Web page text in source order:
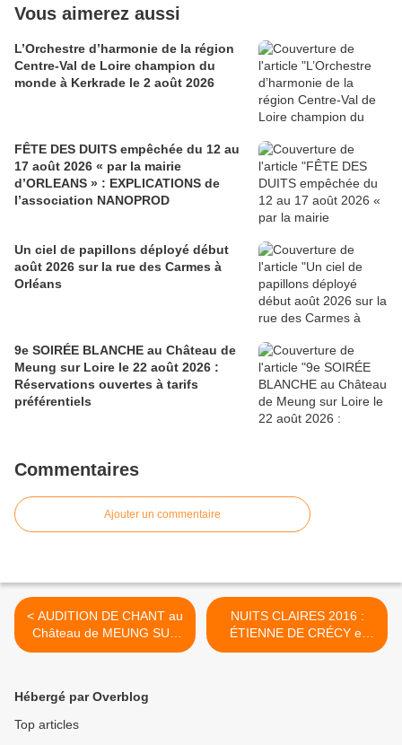
Vous aimerez aussi
L’Orchestre d’harmonie de la région
Centre-Val de Loire champion du
monde à Kerkrade le 2 août 2026
FÊTE DES DUITS empêchée du 12 au
17 août 2026 « par la mairie
d’ORLEANS » : EXPLICATIONS de
l’association NANOPROD
Un ciel de papillons déployé début
août 2026 sur la rue des Carmes à
Orléans
9e SOIRÉE BLANCHE au Château de
Meung sur Loire le 22 août 2026 :
Réservations ouvertes à tarifs
préférentiels
Commentaires
Ajouter un commentaire
< AUDITION DE CHANT au
Château de MEUNG SUR
LOIRE le 27 février 2016
NUITS CLAIRES 2016 :
ÉTIENNE DE CRÉCY et
JONO MA (JAGWAR MA)
Hébergé par Overblog
Top articles